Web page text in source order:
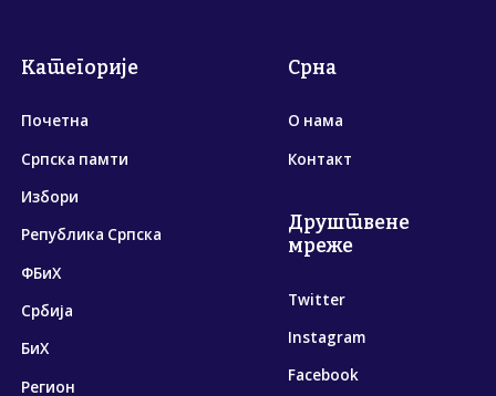
Категорије
Почетна
Српска памти
Избори
Република Српска
ФБиХ
Србија
БиХ
Регион
Срна
О нама
Контакт
Друштвене
мреже
Twitter
Instagram
Facebook